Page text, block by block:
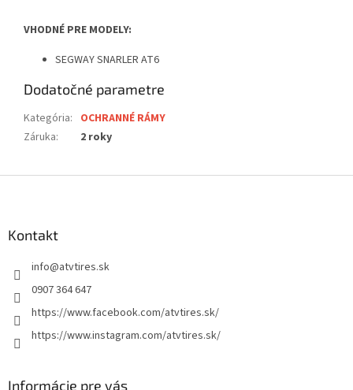
VHODNÉ PRE MODELY:
SEGWAY SNARLER AT6
Dodatočné parametre
Kategória: OCHRANNÉ RÁMY
Záruka: 2 roky
Kontakt
info@atvtires.sk
0907 364 647
https://www.facebook.com/atvtires.sk/
https://www.instagram.com/atvtires.sk/
Informácie pre vás